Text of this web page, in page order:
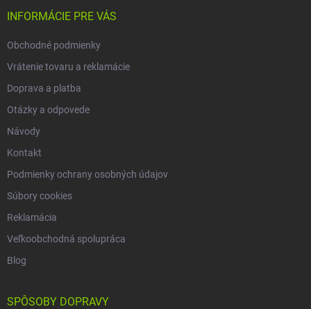
INFORMÁCIE PRE VÁS
Obchodné podmienky
Vrátenie tovaru a reklamácie
Doprava a platba
Otázky a odpovede
Návody
Kontakt
Podmienky ochrany osobných údajov
Súbory cookies
Reklamácia
Veľkoobchodná spolupráca
Blog
SPÔSOBY DOPRAVY